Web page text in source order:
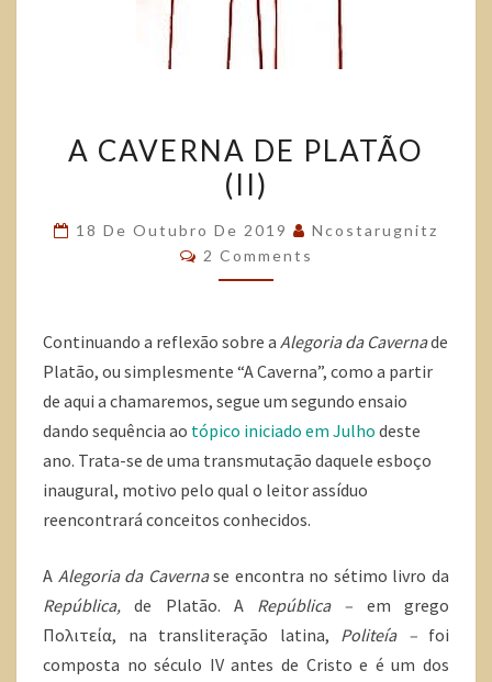
A CAVERNA DE PLATÃO
(II)
18 De Outubro De 2019
Ncostarugnitz
2 Comments
Continuando a reflexão sobre a Alegoria da Cavernade
Platão, ou simplesmente “A Caverna”, como a partir
de aqui a chamaremos, segue um segundo ensaio
dando sequência ao tópico iniciado em Julho deste
ano. Trata-se de uma transmutação daquele esboço
inaugural, motivo pelo qual o leitor assíduo
reencontrará conceitos conhecidos.
A Alegoria da Cavernase encontra no sétimo livro da
República,de Platão. A República – em grego
Πολιτεία, na transliteração latina, Politeía – foi
composta no século IV antes de Cristo e é um dos